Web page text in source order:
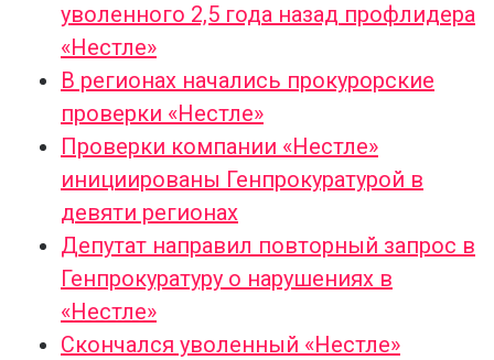
уволенного 2,5 года назад профлидера
«Нестле»
В регионах начались прокурорские
проверки «Нестле»
Проверки компании «Нестле»
инициированы Генпрокуратурой в
девяти регионах
Депутат направил повторный запрос в
Генпрокуратуру о нарушениях в
«Нестле»
Скончался уволенный «Нестле»